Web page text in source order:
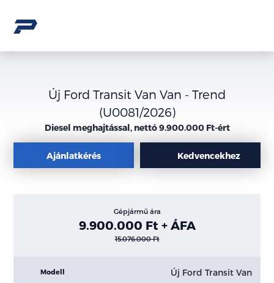
Új Ford Transit Van Van - Trend
(U0081/2026)
Diesel meghajtással, nettó 9.900.000 Ft-ért
Ajánlatkérés Kedvencekhez
Gépjármű ára
9.900.000 Ft + ÁFA
15.076.000 Ft
Modell Új Ford Transit Van